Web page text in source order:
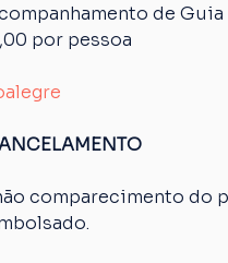
de
por pessoa
comparecimento